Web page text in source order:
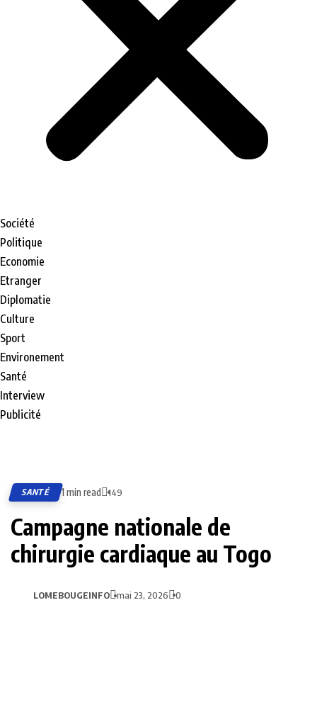
Société
Politique
Economie
Etranger
Diplomatie
Culture
Sport
Environement
Santé
Interview
Publicité
SANTÉ 1 min read 149
Campagne nationale de
chirurgie cardiaque au Togo
LOMEBOUGEINFO mai 23, 2026 0